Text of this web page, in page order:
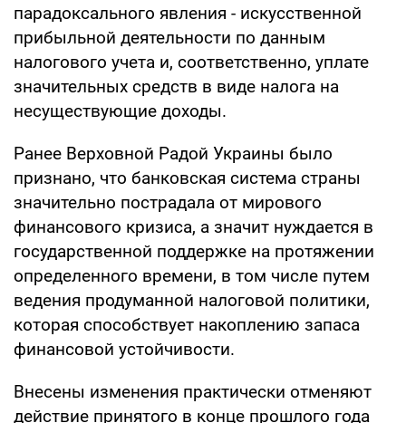
парадоксального явления - искусственной
прибыльной деятельности по данным
налогового учета и, соответственно, уплате
значительных средств в виде налога на
несуществующие доходы.
Ранее Верховной Радой Украины было
признано, что банковская система страны
значительно пострадала от мирового
финансового кризиса, а значит нуждается в
государственной поддержке на протяжении
определенного времени, в том числе путем
ведения продуманной налоговой политики,
которая способствует накоплению запаса
финансовой устойчивости.
Внесены изменения практически отменяют
действие принятого в конце прошлого года